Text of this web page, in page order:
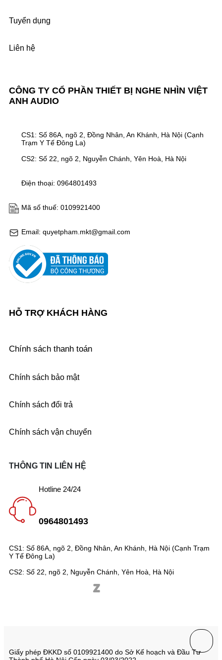
CÔNG TY CỔ PHẦN THIẾT BỊ NGHE NHÌN VIỆT
ANH AUDIO
Email: quyetpham.mkt@gmail.com
Mã số thuế: 0109921400
Điện thoại: 0964801493
CS1: Số 86A, ngõ 2, Đồng Nhân, An Khánh, Hà Nội (Cạnh
Trạm Y Tế Đông La)
CS2: Số 22, ngõ 2, Nguyễn Chánh, Yên Hoà, Hà Nội
Tuyển dụng
Liên hệ
HỖ TRỢ KHÁCH HÀNG
Chính sách thanh toán
Chính sách bảo mật
Chính sách đổi trả
Chính sách vận chuyển
CS1: Số 86A, ngõ 2, Đồng Nhân, An Khánh, Hà Nội (Cạnh Trạm
Y Tế Đông La)
CS2: Số 22, ngõ 2, Nguyễn Chánh, Yên Hoà, Hà Nội
THÔNG TIN LIÊN HỆ
Hotline 24/24
0964801493
Giấy phép ĐKKD số 0109921400 do Sở Kế hoạch và Đầu Tư